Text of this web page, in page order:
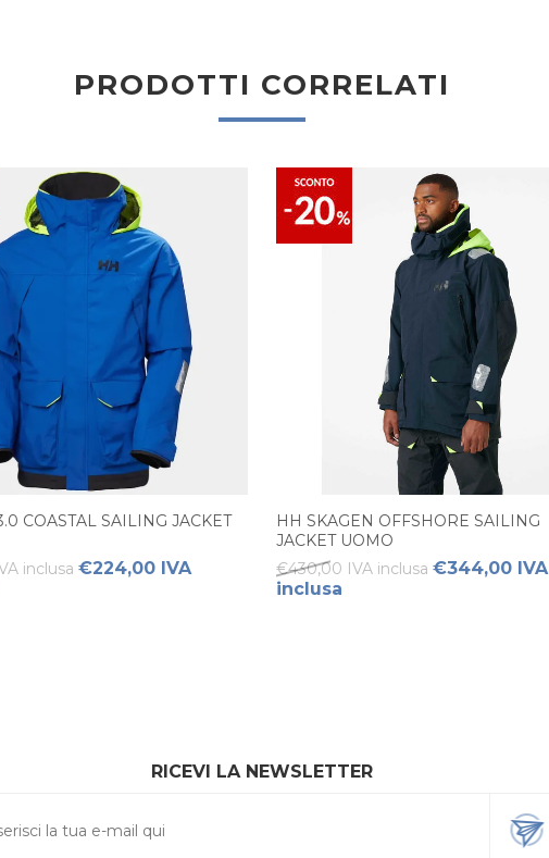
PRODOTTI CORRELATI
COASTAL SAILING JACKET
inclusa €224,00 IVA
HH SKAGEN OFFSHORE SAILING
JACKET UOMO
€430,00 IVA inclusa €344,00 IVA
inclusa
RICEVI LA NEWSLETTER